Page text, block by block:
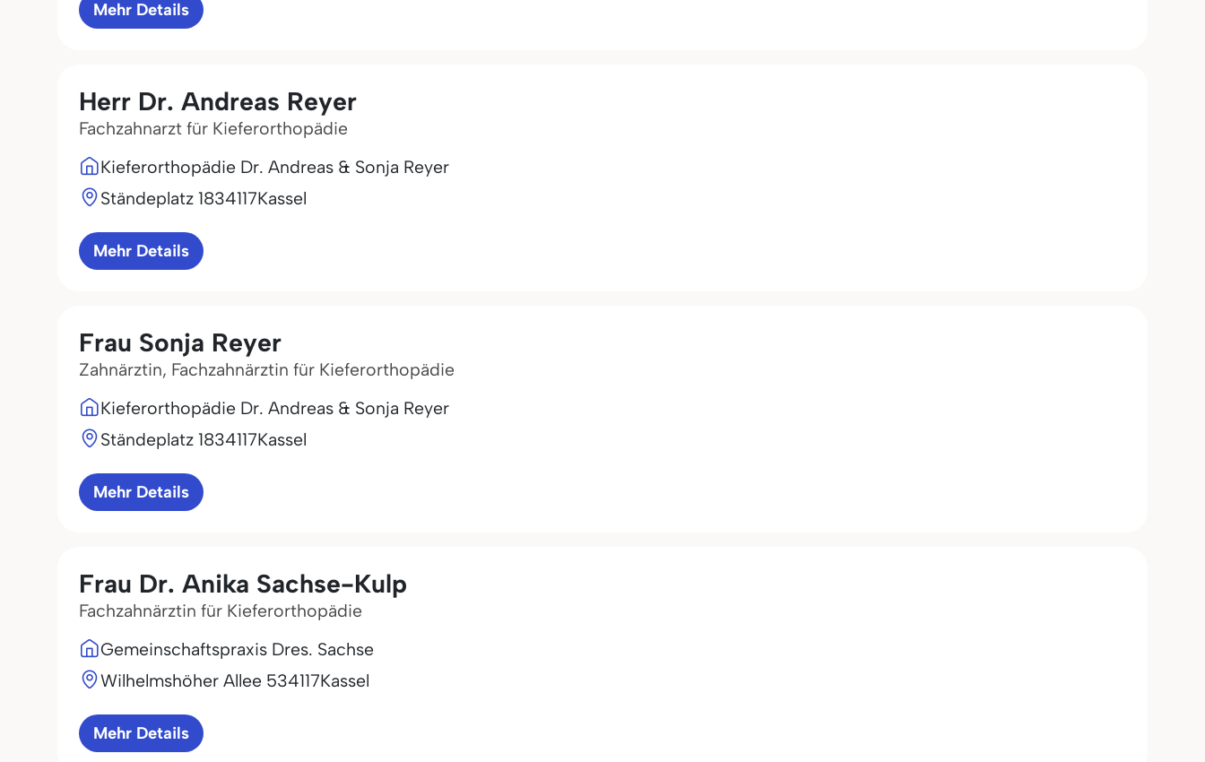
Mehr Details
Herr Dr. Andreas Reyer
Fachzahnarzt für Kieferorthopädie
Kieferorthopädie Dr. Andreas & Sonja Reyer
Ständeplatz 1834117Kassel
Mehr Details
Frau Sonja Reyer
Zahnärztin, Fachzahnärztin für Kieferorthopädie
Kieferorthopädie Dr. Andreas & Sonja Reyer
Ständeplatz 1834117Kassel
Mehr Details
Frau Dr. Anika Sachse-Kulp
Fachzahnärztin für Kieferorthopädie
Gemeinschaftspraxis Dres. Sachse
Wilhelmshöher Allee 534117Kassel
Mehr Details